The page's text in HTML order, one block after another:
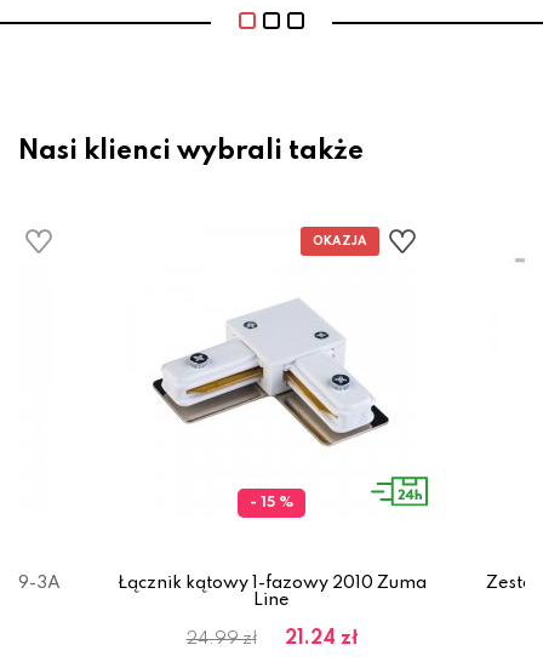
Nasi klienci wybrali także
3A
- 15 %
Łącznik kątowy 1-fazowy 2010 Zuma
Line
24.99 zł 21.24 zł